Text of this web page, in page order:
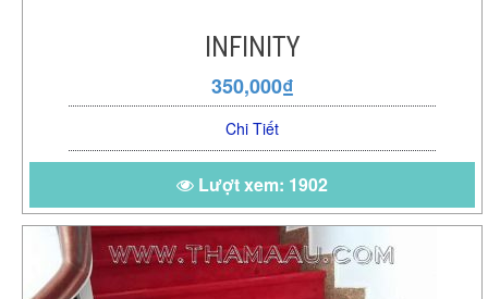
INFINITY
350,000₫
Chi Tiết
Lượt xem: 1902